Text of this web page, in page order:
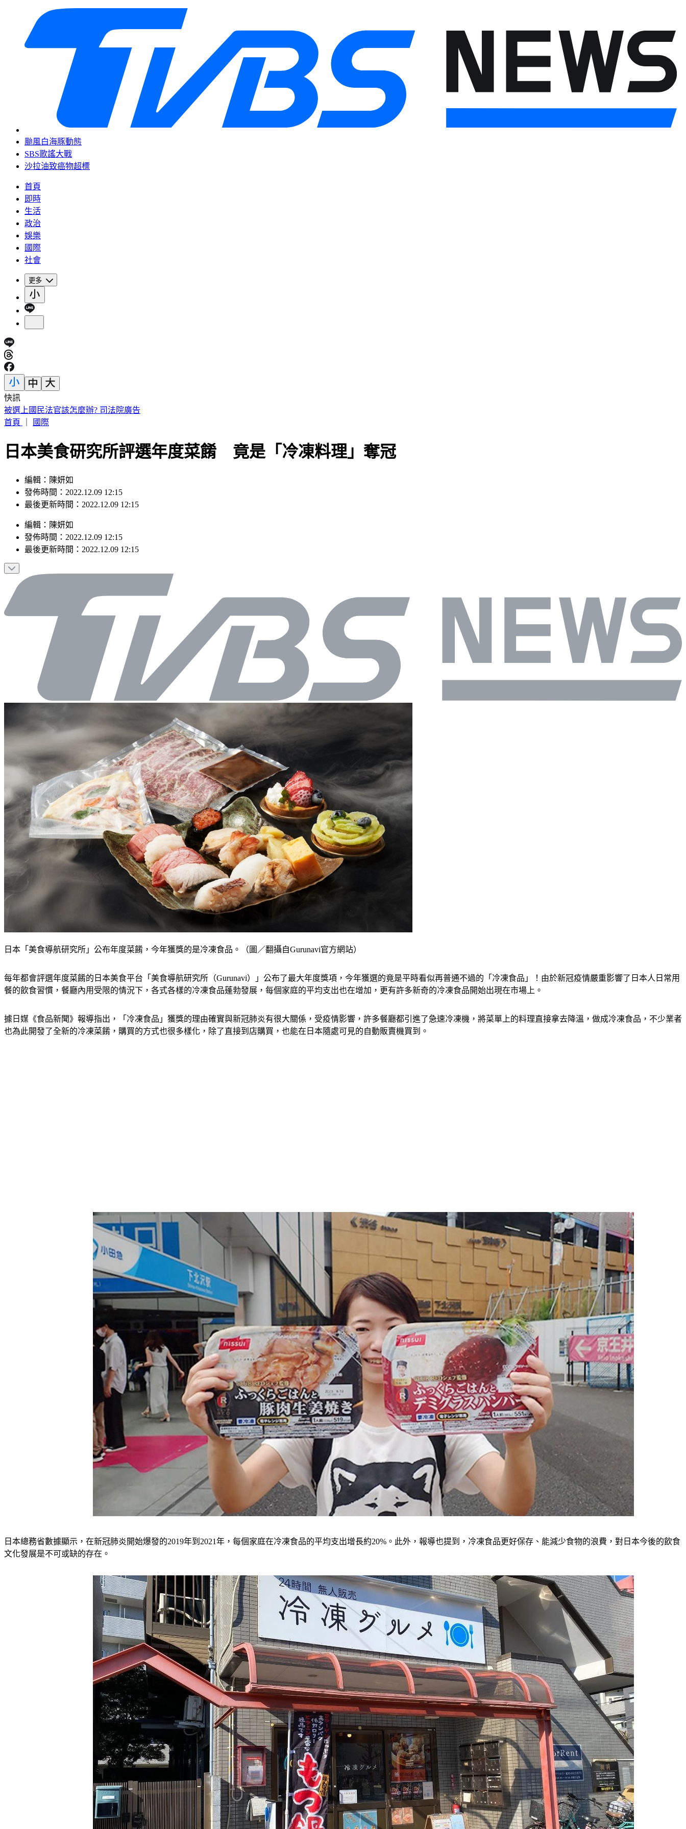
颱風白海豚動態
SBS歌謠大戰
沙拉油致癌物超標
首頁
即時
生活
政治
娛樂
國際
社會
更多
快訊
僅白海豚颱風「沒放過台灣」 北北基桃侵襲率破4成
首頁
國際
日本美食研究所評選年度菜餚 竟是「冷凍料理」奪冠
編輯：陳妍如
發佈時間：2022.12.09 12:15
最後更新時間：2022.12.09 12:15
編輯 ： 陳妍如
發佈時間： 2022.12.09 12:15
最後更新時間： 2022.12.09 12:15
日本「美食導航研究所」公布年度菜餚，今年獲獎的是冷凍食品。（圖／翻攝自Gurunavi官方網站）
每年都會評選年度菜餚的日本美食平台「美食導航研究所（Gurunavi）」公布了最大年度獎項，今年獲選的竟是平時看似再普通不過的「冷凍食品」！由於新冠疫情嚴重影響了日本人日常用
餐的飲食習慣，餐廳內用受限的情況下，各式各樣的冷凍食品蓬勃發展，每個家庭的平均支出也在增加，更有許多新奇的冷凍食品開始出現在市場上。
據日媒《食品新聞》報導指出，「冷凍食品」獲獎的理由確實與新冠肺炎有很大關係，受疫情影響，許多餐廳都引進了急速冷凍機，將菜單上的料理直接拿去降溫，做成冷凍食品，不少業者
也為此開發了全新的冷凍菜餚，購買的方式也很多樣化，除了直接到店購買，也能在日本隨處可見的自動販賣機買到。
日本總務省數據顯示，在新冠肺炎開始爆發的2019年到2021年，每個家庭在冷凍食品的平均支出增長約20%。此外，報導也提到，冷凍食品更好保存、能減少食物的浪費，對日本今後的飲食
文化發展是不可或缺的存在。